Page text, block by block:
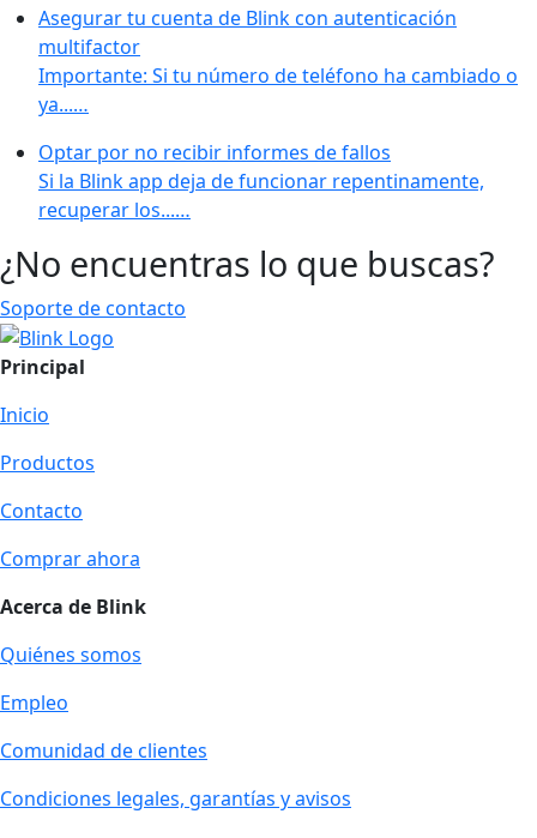
Asegurar tu cuenta de Blink con autenticación
multifactor
Importante: Si tu número de teléfono ha cambiado o
ya...…
Optar por no recibir informes de fallos
Si la Blink app deja de funcionar repentinamente,
recuperar los...…
¿No encuentras lo que buscas?
Soporte de contacto
Principal
Inicio
Productos
Contacto
Comprar ahora
Acerca de Blink
Quiénes somos
Empleo
Comunidad de clientes
Condiciones legales, garantías y avisos